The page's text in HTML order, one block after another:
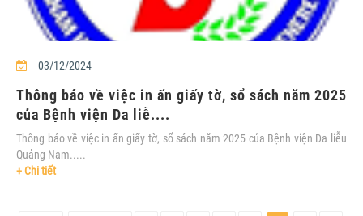
03/12/2024
Thông báo về việc in ấn giấy tờ, sổ sách năm 2025
của Bệnh viện Da liễ....
Thông báo về việc in ấn giấy tờ, sổ sách năm 2025 của Bệnh viện Da liễu
Quảng Nam.....
+ Chi tiết